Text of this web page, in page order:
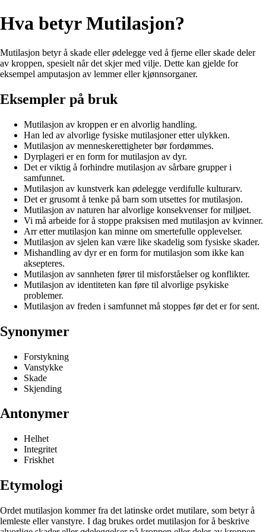
Hva betyr Mutilasjon?
Mutilasjon betyr å skade eller ødelegge ved å fjerne eller skade deler
av kroppen, spesielt når det skjer med vilje. Dette kan gjelde for
eksempel amputasjon av lemmer eller kjønnsorganer.
Eksempler på bruk
Mutilasjon av kroppen er en alvorlig handling.
Han led av alvorlige fysiske mutilasjoner etter ulykken.
Mutilasjon av menneskerettigheter bør fordømmes.
Dyrplageri er en form for mutilasjon av dyr.
Det er viktig å forhindre mutilasjon av sårbare grupper i
samfunnet.
Mutilasjon av kunstverk kan ødelegge verdifulle kulturarv.
Det er grusomt å tenke på barn som utsettes for mutilasjon.
Mutilasjon av naturen har alvorlige konsekvenser for miljøet.
Vi må arbeide for å stoppe praksisen med mutilasjon av kvinner.
Arr etter mutilasjon kan minne om smertefulle opplevelser.
Mutilasjon av sjelen kan være like skadelig som fysiske skader.
Mishandling av dyr er en form for mutilasjon som ikke kan
aksepteres.
Mutilasjon av sannheten fører til misforståelser og konflikter.
Mutilasjon av identiteten kan føre til alvorlige psykiske
problemer.
Mutilasjon av freden i samfunnet må stoppes før det er for sent.
Synonymer
Forstykning
Vanstykke
Skade
Skjending
Antonymer
Helhet
Integritet
Friskhet
Etymologi
Ordet mutilasjon kommer fra det latinske ordet mutilare, som betyr å
lemleste eller vanstyre. I dag brukes ordet mutilasjon for å beskrive